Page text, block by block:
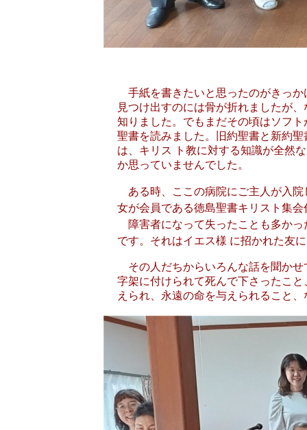
手紙を書きたいと思ったのがきっか
見つけ出すのには骨が折れましたが
知りました。でもまだその頃はソフ
聖書を読みました。旧約聖書と新約
は、キリス ト教に対する知識が全然
か思っていませんでした。
ある時、ここの病院にご主人が入院
女が会員である徳島聖書キリスト集
障害者になって失ったことも多かっ
です。それはイエス様 に招かれた友
その人だちからいろんな話を聞かせ
字架に付けられて死んで下さったこ
えられ、永遠の命を与えられること